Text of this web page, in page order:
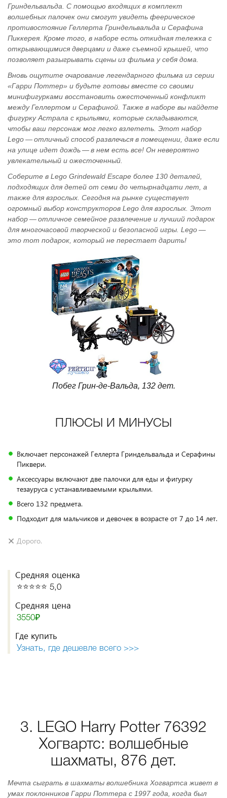
Гриндельвальда. С помощью входящих в комплект
волшебных палочек они смогут увидеть феерическое
противостояние Геллерта Гриндельвальда и Серафина
Пиккерея. Кроме того, в наборе есть откидная тележка с
открывающимися дверцами и даже съемной крышей, что
позволяет разыгрывать сцены из фильма у себя дома.
Вновь ощутите очарование легендарного фильма из серии
«Гарри Поттер» и будьте готовы вместе со своими
минифигурками восстановить ожесточенный конфликт
между Геллертом и Серафиной. Также в наборе вы найдете
фигурку Астрала с крыльями, которые складываются,
чтобы ваш персонаж мог легко взлететь. Этот набор
Lego — отличный способ развлечься в помещении, даже если
на улице идет дождь — в нем есть все! Он невероятно
увлекательный и ожесточенный.
Соберите в Lego Grindewald Escape более 130 деталей,
подходящих для детей от семи до четырнадцати лет, а
также для взрослых. Сегодня на рынке существует
огромный выбор конструкторов Lego для взрослых. Этот
набор — отличное семейное развлечение и лучший подарок
для многочасовой творческой и безопасной игры. Lego —
это тот подарок, который не перестает дарить!
Побег Грин-де-Вальда, 132 дет.
ПЛЮСЫ И МИНУСЫ
Включает персонажей Геллерта Гриндельвальда и Серафины
Пиквери.
Аксессуары включают две палочки для еды и фигурку
тезауруса с устанавливаемыми крыльями.
Всего 132 предмета.
Подходит для мальчиков и девочек в возрасте от 7 до 14 лет.
Дорого.
Средняя оценка
⭐️⭐️⭐️⭐️⭐️ 5,0
Средняя цена
3550₽
Где купить
Узнать, где дешевле всего >>>
3. LEGO Harry Potter 76392
Хогвартс: волшебные
шахматы, 876 дет.
Мечта сыграть в шахматы волшебника Хогвартса живет в
умах поклонников Гарри Поттера с 1997 года, когда был